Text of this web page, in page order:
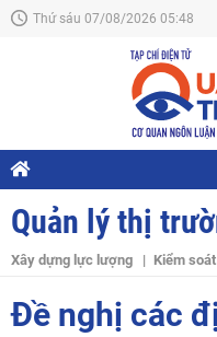
Thứ sáu 07/08/2026 05:48
Quản lý thị
Xây dựng lực lượng Kiểm
Đề nghị các